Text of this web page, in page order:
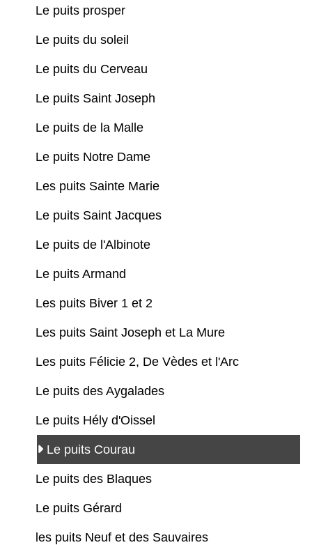
Le puits prosper
Le puits du soleil
Le puits du Cerveau
Le puits Saint Joseph
Le puits de la Malle
Le puits Notre Dame
Les puits Sainte Marie
Le puits Saint Jacques
Le puits de l'Albinote
Le puits Armand
Les puits Biver 1 et 2
Les puits Saint Joseph et La Mure
Les puits Félicie 2, De Vèdes et l'Arc
Le puits des Aygalades
Le puits Hély d'Oissel
Le puits Courau
Le puits des Blaques
Le puits Gérard
les puits Neuf et des Sauvaires